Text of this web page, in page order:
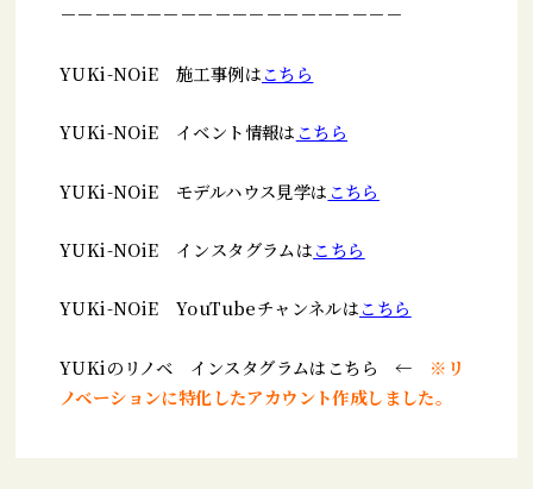
－－－－－－－－－－－－－－－－－－－－
YUKi-NOiE 施工事例はこちら
YUKi-NOiE イベント情報は こちら
YUKi-NOiE モデルハウス見学は こちら
YUKi-NOiE インスタグラムはこちら
YUKi-NOiE YouTubeチャンネルはこちら
YUKiのリノベ インスタグラムは こちら ← ※リ
ノベーションに特化したアカウント作成しました。